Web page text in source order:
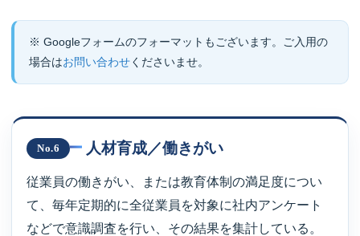
※ Googleフォームのフォーマットもございます。ご入用の
場合はお問い合わせくださいませ。
No.6 人材育成／働きがい
従業員の働きがい、または教育体制の満足度につい
て、毎年定期的に全従業員を対象に社内アンケート
などで意識調査を行い、その結果を集計している。